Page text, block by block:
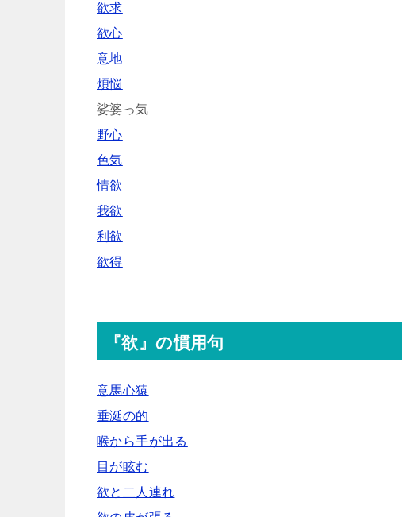
欲求
欲心
意地
煩悩
娑婆っ気
野心
色気
情欲
我欲
利欲
欲得
『欲』の慣用句
意馬心猿
垂涎の的
喉から手が出る
目が眩む
欲と二人連れ